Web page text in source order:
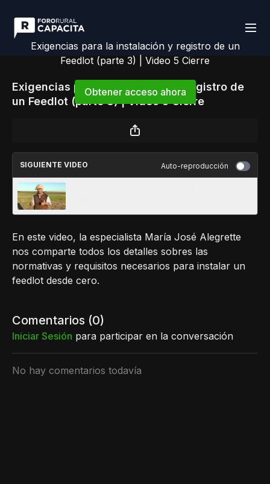
Exigencias para la instalación y registro de un
Feedlot (parte 3) | Video 5 Cierre
Obtener acceso ahora
iniciar sesiónpara continuar
Exigencias para la instalación y registro de
un Feedlot (parte 3) | Video 5 Cierre
SIGUIENTE VIDEO Auto-reproducción
En este video, la especialista María José Alegrette
nos comparte todos los detalles sobres las
normativas y requisitos necesarios para instalar un
feedlot desde cero.
Comentarios (0)
Iniciar Sesión para participar en la conversación
No hay comentarios todavía